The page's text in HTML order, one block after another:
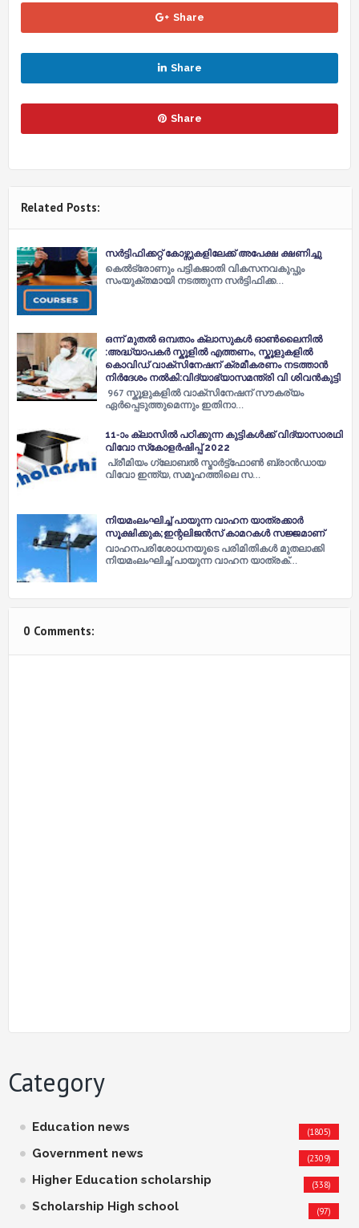
Share
Share
Share
Related Posts:
സർട്ടിഫിക്കറ്റ് കോഴ്സുകളിലേക്ക് അപേക്ഷ ക്ഷണിച്ചു
കെൽട്രോണും പട്ടികജാതി വികസനവകുപ്പും
സംയുക്തമായി നടത്തുന്ന സർട്ടിഫിക്ക…
ഒന്ന് മുതൽ ഒമ്പതാം ക്ലാസുകൾ ഓൺലൈനിൽ
:അദ്ധ്യാപകർ സ്കൂളിൽ എത്തണം, സ്കൂളുകളില്‍
കൊവിഡ് വാക്സിനേഷന് ക്രമീകരണം നടത്താന്‍
നിര്‍ദേശം നല്‍കി:വിദ്യാഭ്യാസമന്ത്രി വി ശിവന്‍കുട്ടി
967 സ്കൂളുകളില്‍ വാക്സിനേഷന് സൗകര്യം
ഏര്‍പ്പെടുത്തുമെന്നും ഇതിനാ…
11-ാം ക്ലാസിൽ പഠിക്കുന്ന കുട്ടികൾക്ക് വിദ്യാസാരഥി
വിവോ സ്‌കോളർഷിപ്പ് 2022
പ്രീമിയം ഗ്ലോബൽ സ്മാർട്ട്‌ഫോൺ ബ്രാൻഡായ
വിവോ ഇന്ത്യ, സമൂഹത്തിലെ സ…
നിയമംലംഘിച്ച് പായുന്ന വാഹന യാത്രക്കാർ
സൂക്ഷിക്കുക;ഇന്റലിജൻസ് കാമറകൾ സജ്ജമാണ്
വാഹനപരിശോധനയുടെ പരിമിതികൾ മുതലാക്കി
നിയമംലംഘിച്ച് പായുന്ന വാഹന യാത്രക്…
0 Comments:
Category
Education news (1805)
Government news (2309)
Higher Education scholarship (338)
Scholarship High school (97)